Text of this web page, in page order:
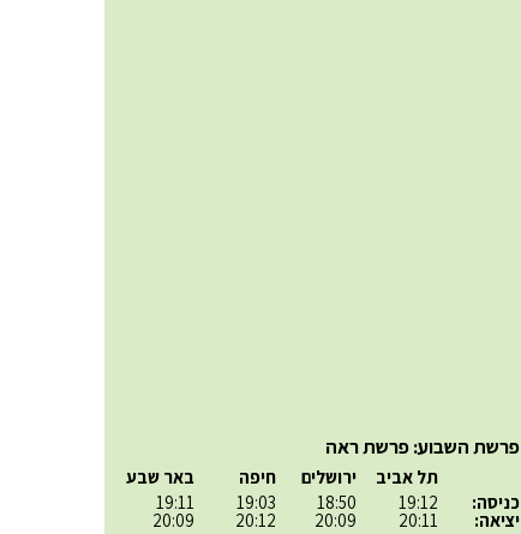
פרשת השבוע: פרשת ראה
כניסה:
יציאה:
תל אביב
19:12
20:11
ירושלים
18:50
20:09
חיפה
19:03
20:12
באר שבע
19:11
20:09